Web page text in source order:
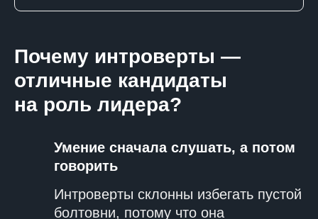
Почему интроверты —
отличные кандидаты
на роль лидера?
Умение сначала слушать, а потом
говорить
Интроверты склонны избегать пустой
болтовни, потому что она